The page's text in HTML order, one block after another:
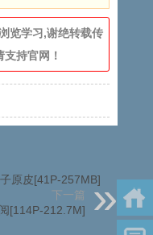
览学习,谢绝转载传
持官网！
原皮[41P-257MB]
下一篇
[114P-212.7M]